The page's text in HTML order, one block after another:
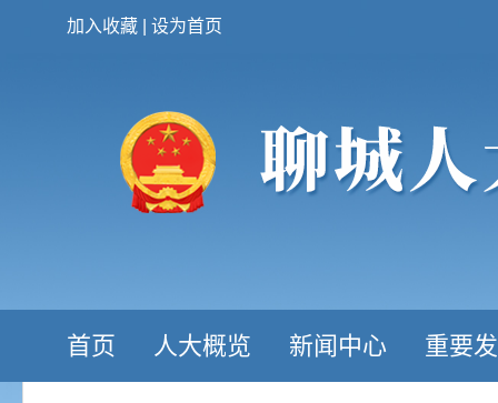
加入收藏 设为首页
首页 人大概览 新闻中心 重要